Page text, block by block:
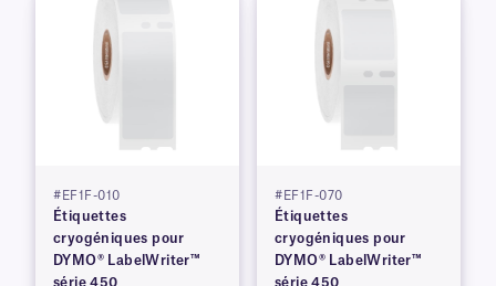
#EF1F-010
Étiquettes
cryogéniques pour
DYMO® LabelWriter™
série 450
#EF1F-070
Étiquettes
cryogéniques pour
DYMO® LabelWriter™
série 450